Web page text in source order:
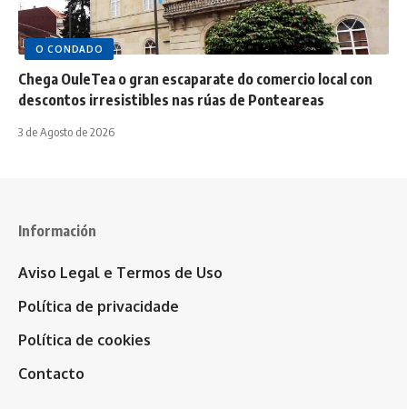
O CONDADO
Chega OuleTea o gran escaparate do comercio local con
descontos irresistibles nas rúas de Ponteareas
3 de Agosto de 2026
Información
Aviso Legal e Termos de Uso
Política de privacidade
Política de cookies
Contacto